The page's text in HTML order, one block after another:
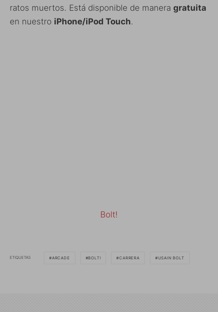
ratos muertos. Está disponible de manera gratuita
en nuestro iPhone/iPod Touch.
Bolt!
ETIQUETAS ARCADE BOLT! CARRERA USAIN BOLT